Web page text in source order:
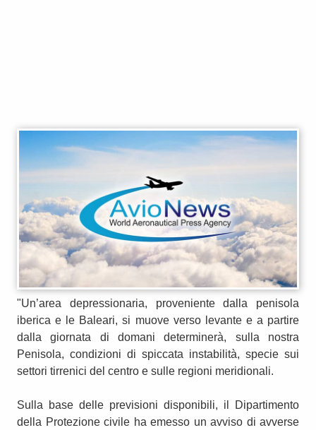
"Un’area depressionaria, proveniente dalla penisola
iberica e le Baleari, si muove verso levante e a partire
dalla giornata di domani determinerà, sulla nostra
Penisola, condizioni di spiccata instabilità, specie sui
settori tirrenici del centro e sulle regioni meridionali.
Sulla base delle previsioni disponibili, il Dipartimento
della Protezione civile ha emesso un avviso di avverse